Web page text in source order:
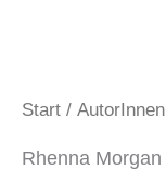
Start / AutorInnen
Rhenna Morgan